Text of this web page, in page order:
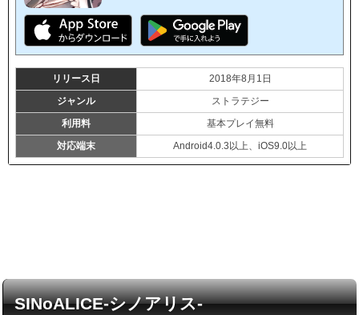
リリース日
2018年8月1日
ジャンル
ストラテジー
利用料
基本プレイ無料
対応端末
Android4.0.3以上、iOS9.0以上
SINoALICE-シノアリス-